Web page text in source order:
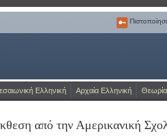
την ελληνική γλώσσα
Πιστοποίηση
Ελληνική Αρχαία Ελληνική Θεωρία
από την Αμερικανική